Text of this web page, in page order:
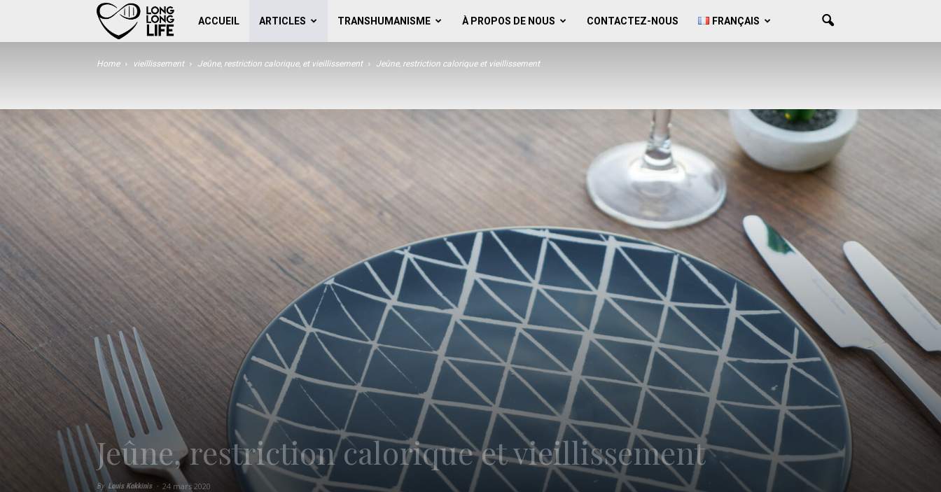
Work
for
longevity
ACCUEIL ARTICLES TRANSHUMANISME À PROPOS DE NOUS CONTACTEZ-NOUS FRANÇAIS
Home vieillissement Jeûne, restriction calorique, et vieillissement Jeûne, restriction calorique et vieillissement
Jeûne, restriction calorique et vieillissement
By Louis Kokkinis - 24 mars 2020